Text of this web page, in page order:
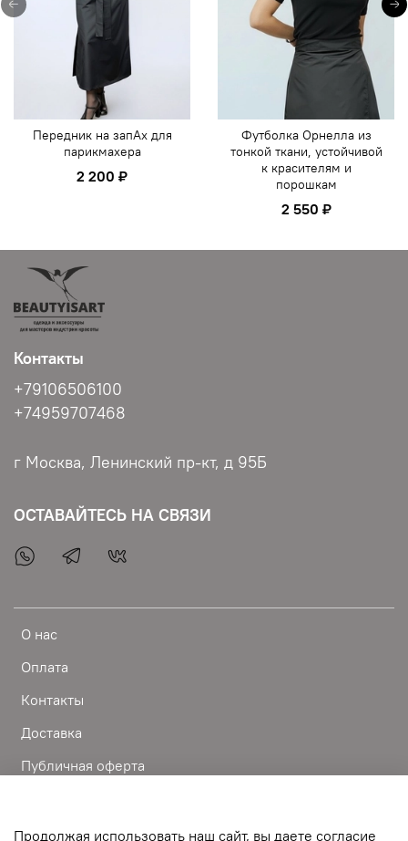
Передник на запАх для
парикмахера
2 200 ₽
Футболка Орнелла из
тонкой ткани, устойчивой
к красителям и
порошкам
2 550 ₽
О нас
Оплата
Контакты
Доставка
Публичная оферта
Условия обмена и возврата
Контакты
+79106506100
+74959707468
г Москва, Ленинский пр-кт, д 95Б
ОСТАВАЙТЕСЬ НА СВЯЗИ
Продолжая использовать наш сайт, вы даете согласие